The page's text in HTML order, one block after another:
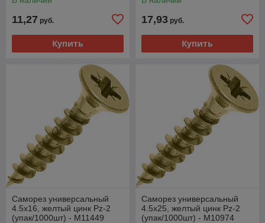
11,27 руб.
Купить
17,93 руб.
Купить
Саморез универсальный
4.5х16, желтый цинк Pz-2
(упак/1000шт) - M11449
Саморез универсальный
4.5х25, желтый цинк Pz-2
(упак/1000шт) - M10974